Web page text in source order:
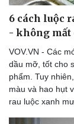
6 cách luộc
- không mất
VOV.VN - Các
dầu mỡ, tốt cho
phẩm. Tuy
màu và hao hụt
rau luộc xanh